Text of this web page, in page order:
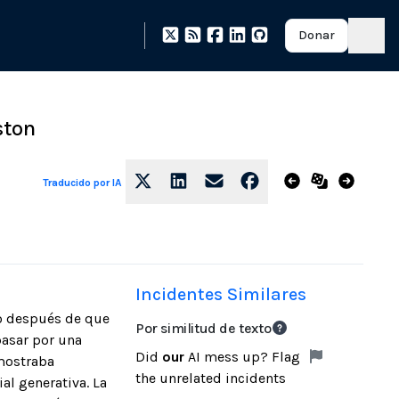
Donar
Traducido por IA
después de que
por una
generativa. La
Incidentes Similares
Por similitud de texto
Did our AI mess up? Flag
the unrelated incidents